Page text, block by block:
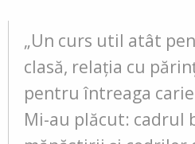
„Un curs util atât
clasă, relația cu
pentru întreaga
Mi-au plăcut: cadrul